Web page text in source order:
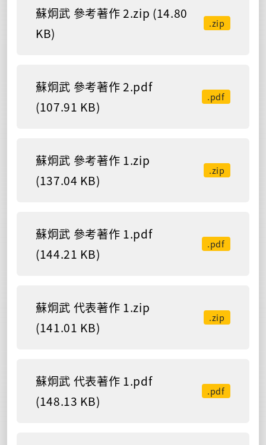
蘇炯武 參考著作 2.zip (14.80
KB)
.zip
蘇炯武 參考著作 2.pdf
(107.91 KB)
.pdf
蘇炯武 參考著作 1.zip
(137.04 KB)
.zip
蘇炯武 參考著作 1.pdf
(144.21 KB)
.pdf
蘇炯武 代表著作 1.zip
(141.01 KB)
.zip
蘇炯武 代表著作 1.pdf
(148.13 KB)
.pdf